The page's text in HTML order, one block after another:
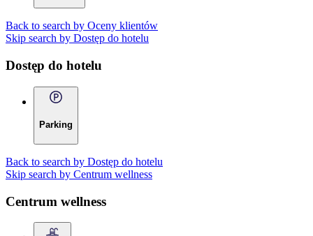
Back to search by Oceny klientów
Skip search by Dostęp do hotelu
Dostęp do hotelu
Parking
Back to search by Dostęp do hotelu
Skip search by Centrum wellness
Centrum wellness